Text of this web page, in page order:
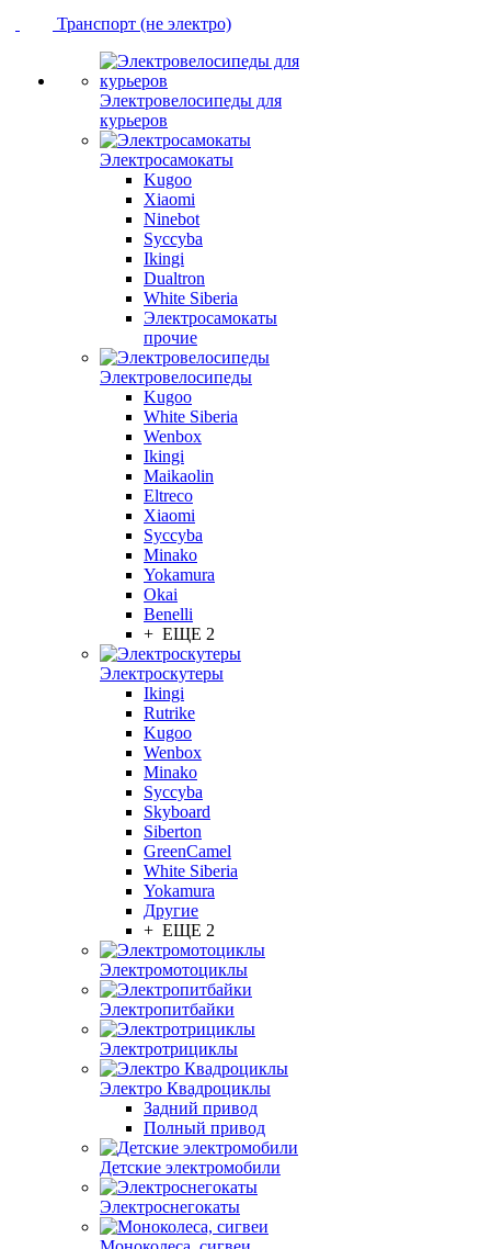
Транспорт (не электро)
Электровелосипеды для
курьеров
Электросамокаты
Kugoo
Xiaomi
Ninebot
Syccyba
Ikingi
Dualtron
White Siberia
Электросамокаты
прочие
Электровелосипеды
Kugoo
White Siberia
Wenbox
Ikingi
Maikaolin
Eltreco
Xiaomi
Syccyba
Minako
Yokamura
Okai
Benelli
+ ЕЩЕ 2
Электроскутеры
Ikingi
Rutrike
Kugoo
Wenbox
Minako
Syccyba
Skyboard
Siberton
GreenCamel
White Siberia
Yokamura
Другие
+ ЕЩЕ 2
Электромотоциклы
Электропитбайки
Электротрициклы
Электро Квадроциклы
Задний привод
Полный привод
Детские электромобили
Электроснегокаты